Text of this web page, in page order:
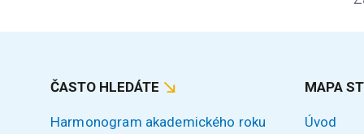
ČASTO HLEDÁTE
Harmonogram akademického roku
MAPA
Úvod